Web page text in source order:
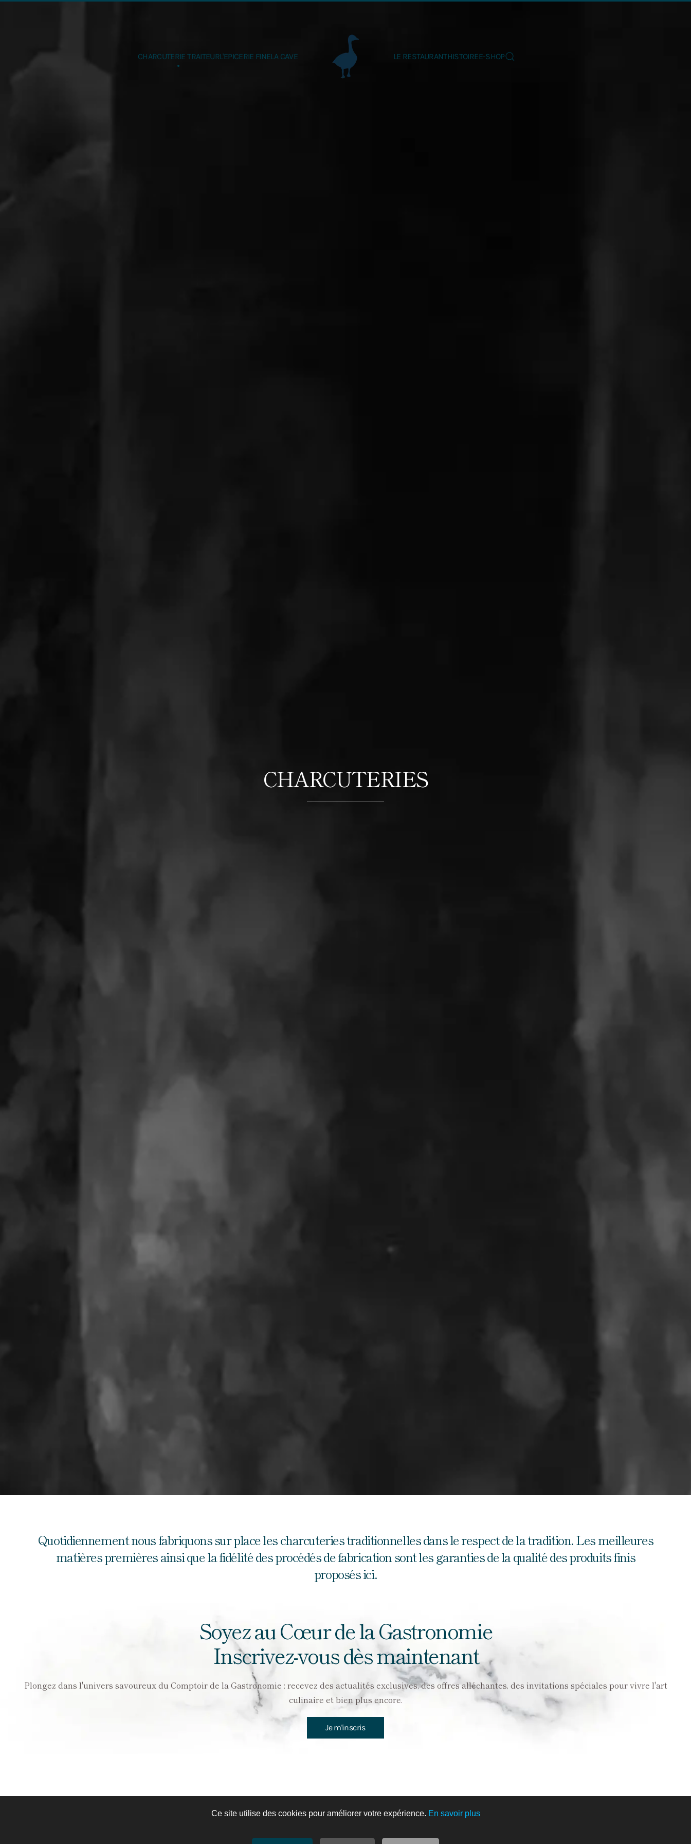
CHARCUTERIE TRAITEURL'EPICERIE FINELA CAVE LE RESTAURANTHISTOIREE-SHOP
CHARCUTERIES
Quotidiennement nous fabriquons sur place les charcuteries traditionnelles dans le respect de la tradition. Les meilleures
matières premières ainsi que la fidélité des procédés de fabrication sont les garanties de la qualité des produits finis
proposés ici.
Soyez au Cœur de la Gastronomie
Inscrivez-vous dès maintenant
Plongez dans l'univers savoureux du Comptoir de la Gastronomie : recevez des actualités exclusives, des offres alléchantes, des invitations spéciales pour vivre l'art
culinaire et bien plus encore.
Je m'inscris
Rillette de Canard Maison
Ce site utilise des cookies pour améliorer votre expérience. En savoir plus